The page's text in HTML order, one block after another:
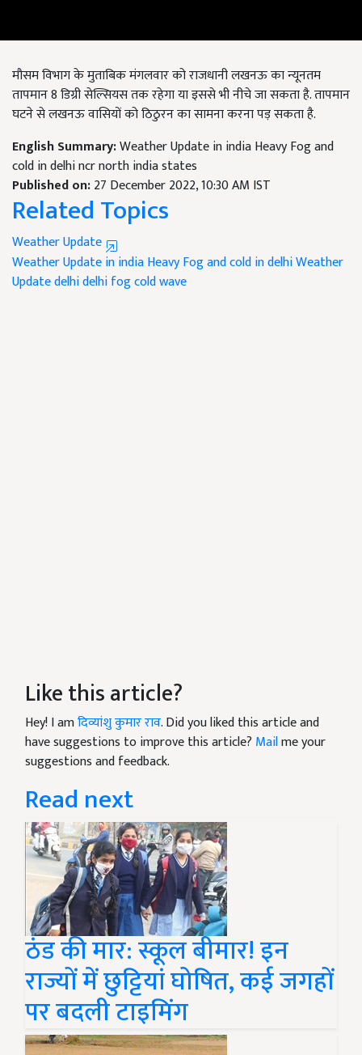
मौसम विभाग के मुताबिक मंगलवार को राजधानी लखनऊ का न्यूनतम
तापमान 8 डिग्री सेल्सियस तक रहेगा या इससे भी नीचे जा सकता है. तापमान
घटने से लखनऊ वासियों को ठिठुरन का सामना करना पड़ सकता है.
English Summary:Weather Update in india Heavy Fog and
cold in delhi ncr north india states
Published on:27 December 2022, 10:30 AM IST
Related Topics
Weather Update
Weather Update in indiaHeavy Fog and cold in delhiWeather
Update delhidelhi fogcold wave
Like this article?
Hey! I amदिव्यांशु कुमार राव. Did you liked this article and
have suggestions to improve this article? Mailme your
suggestions and feedback.
Read next
ठंड की मार: स्कूल बीमार! इन
राज्यों में छुट्टियां घोषित, कई जगहों
पर बदली टाइमिंग